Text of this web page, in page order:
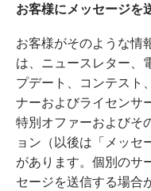
お客様にメッセージを
お客様がそのような情
は、ニュースレター、
プデート、コンテスト
ナーおよびライセンサ
特別オファーおよびそ
ョン（以後は「メッセ
があります。個別のサ
セージを送信する場合